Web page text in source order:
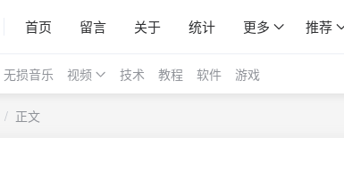
首页 留言 关于 统计 更多 推荐
无损音乐 视频 技术 教程 软件 游戏
/ 正文